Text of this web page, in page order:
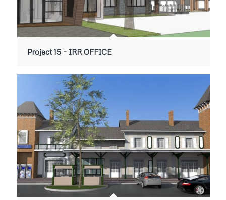
Project 15 – IRR OFFICE